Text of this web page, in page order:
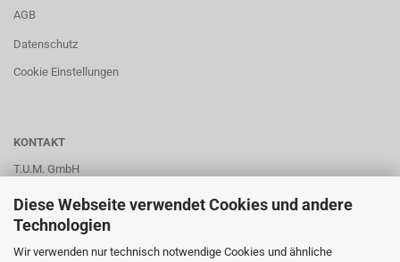
Diese Webseite verwendet Cookies und andere
Technologien
Wir verwenden nur technisch notwendige Cookies und ähnliche
AGB
Datenschutz
Cookie Einstellungen
KONTAKT
T.U.M. GmbH
Am Quellberg 31
45665 Recklinghausen